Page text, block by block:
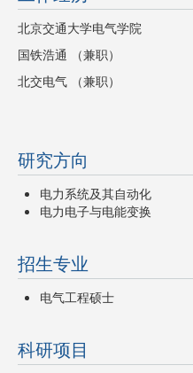
北京交通大学电气学院
国铁浩通 （兼职）
北交电气 （兼职）
研究方向
电力系统及其自动化
电力电子与电能变换
招生专业
电气工程硕士
科研项目